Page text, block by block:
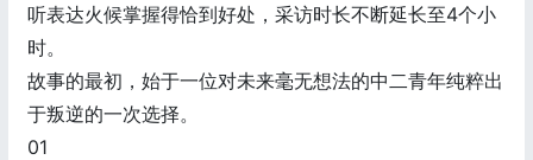
听表达火候掌握得恰到好处，采访时长不断延长至4个小
时。
故事的最初，始于一位对未来毫无想法的中二青年纯粹出
于叛逆的一次选择。
01